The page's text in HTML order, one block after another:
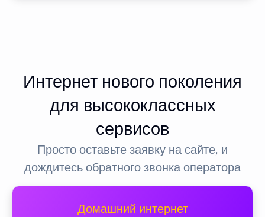
Интернет нового поколения
для высококлассных
сервисов
Просто оставьте заявку на сайте, и
дождитесь обратного звонка оператора
Домашний интернет